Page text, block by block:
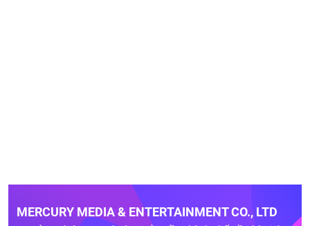
MERCURY MEDIA & ENTERTAINMENT CO., LTD